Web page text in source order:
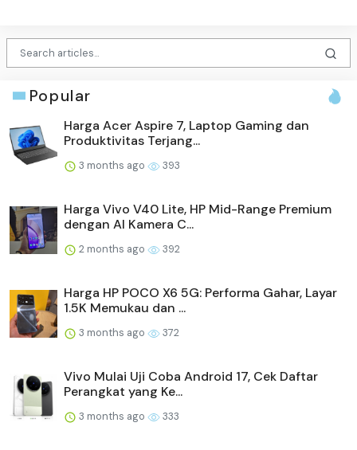
Popular
Harga Acer Aspire 7, Laptop Gaming dan
Produktivitas Terjang...
3 months ago 393
Harga Vivo V40 Lite, HP Mid-Range Premium
dengan AI Kamera C...
2 months ago 392
Harga HP POCO X6 5G: Performa Gahar, Layar
1.5K Memukau dan ...
3 months ago 372
Vivo Mulai Uji Coba Android 17, Cek Daftar
Perangkat yang Ke...
3 months ago 333